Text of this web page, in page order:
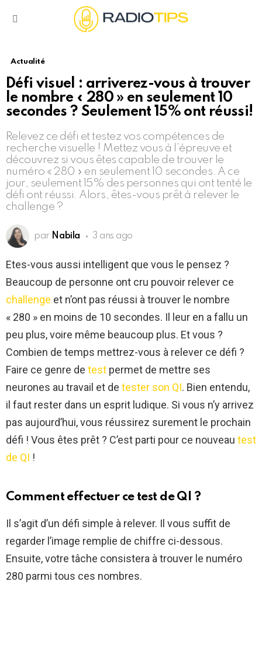
Actualité
Défi visuel : arriverez-vous à trouver
le nombre « 280 » en seulement 10
secondes ? Seulement 15% ont réussi!
Relevez ce défi et testez vos compétences de
recherche visuelle ! Mettez vous à l’épreuve et
découvrez si vous êtes capable de trouver le
numéro « 280 » en seulement 10 secondes. A ce
jour, seulement 15% des personnes qui ont tenté le
défi ont réussi. Alors, êtes-vous prêt à relever le
challenge ?
par Nabila 3 ans ago
Etes-vous aussi intelligent que vous le pensez ?
Beaucoup de personne ont cru pouvoir relever ce
challenge et n’ont pas réussi à trouver le nombre
« 280 » en moins de 10 secondes. Il leur en a fallu un
peu plus, voire même beaucoup plus. Et vous ?
Combien de temps mettrez-vous à relever ce défi ?
Faire ce genre de test permet de mettre ses
neurones au travail et de tester son QI. Bien entendu,
il faut rester dans un esprit ludique. Si vous n’y arrivez
pas aujourd’hui, vous réussirez surement le prochain
défi ! Vous êtes prêt ? C’est parti pour ce nouveau test
de QI !
Comment effectuer ce test de QI ?
Il s’agit d’un défi simple à relever. Il vous suffit de
regarder l’image remplie de chiffre ci-dessous.
Ensuite, votre tâche consistera à trouver le numéro
280 parmi tous ces nombres.